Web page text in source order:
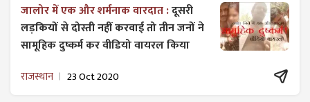
जालोर में एक और शर्मनाक वारदात :दूसरी
लड़कियों से दोस्ती नहीं करवाई तो तीन जनों ने
सामूहिक दुष्कर्म कर वीडियो वायरल किया
राजस्थान 23 Oct 2020